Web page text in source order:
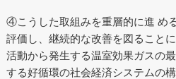
④こうした取組みを重層的に進 め
評価し、継続的な改善を図ること
活動から発生する温室効果ガスの
する好循環の社会経済システムの構